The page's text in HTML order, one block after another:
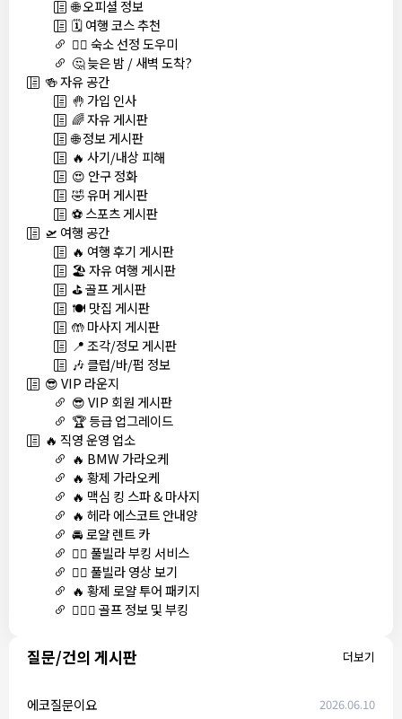
🌐 오피셜 정보
🗓️ 여행 코스 추천
🏊‍♀️ 숙소 선정 도우미
🤔 늦은 밤 / 새벽 도착?
🍻 자유 공간
🤚 가입 인사
🌈 자유 게시판
🌐 정보 게시판
🔥 사기/내상 피해
😍 안구 정화
🤣 유머 게시판
⚽ 스포츠 게시판
🛫 여행 공간
🔥 여행 후기 게시판
🏖️ 자유 여행 게시판
⛳ 골프 게시판
🍽️ 맛집 게시판
🤲 마사지 게시판
📍 조각/정모 게시판
🎶 클럽/바/펍 정보
😎 VIP 라운지
😎 VIP 회원 게시판
🏆 등급 업그레이드
🔥 직영 운영 업소
🔥 BMW 가라오케
🔥 황제 가라오케
🔥 맥심 킹 스파 & 마사지
🔥 헤라 에스코트 안내양
🚘 로얄 렌트 카
🏊‍♀️ 풀빌라 부킹 서비스
🏊‍♀️ 풀빌라 영상 보기
🔥 황제 로얄 투어 패키지
🏌🏻‍♂️ 골프 정보 및 부킹
질문/건의 게시판 더보기
에코질문이요 2026.06.10